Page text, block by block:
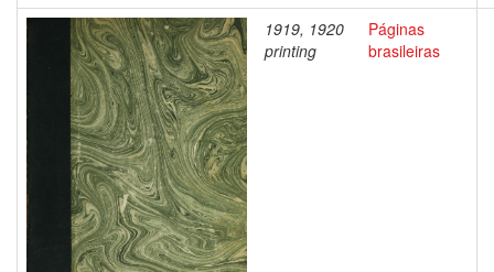
1919, 1920
printing
Páginas
brasileiras